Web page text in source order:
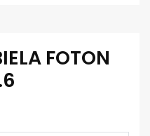
FOTON